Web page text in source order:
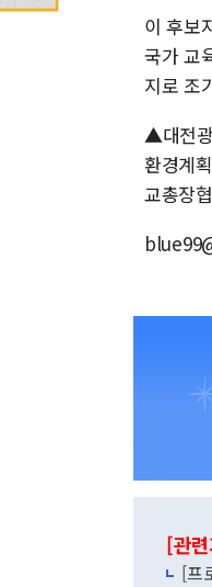
이 후보
국가 교
지로 조
▲대전
환경계
교총장
[관
[프